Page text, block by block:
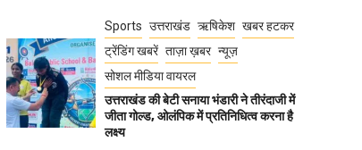
Sports उत्तराखंड ऋषिकेश खबर हटकर
ट्रेंडिंग खबरें ताज़ा ख़बर न्यूज़
सोशल मीडिया वायरल
उत्तराखंड की बेटी सनाया भंडारी ने तीरंदाजी में
जीता गोल्ड, ओलंपिक में प्रतिनिधित्व करना है
लक्ष्य